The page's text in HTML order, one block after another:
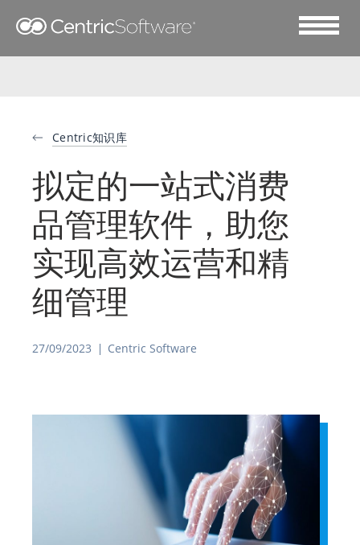
Centric知识库
拟定的一站式消费
品管理软件，助您
实现高效运营和精
细管理
27/09/2023 Centric Software